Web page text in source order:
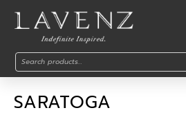
SARATOGA